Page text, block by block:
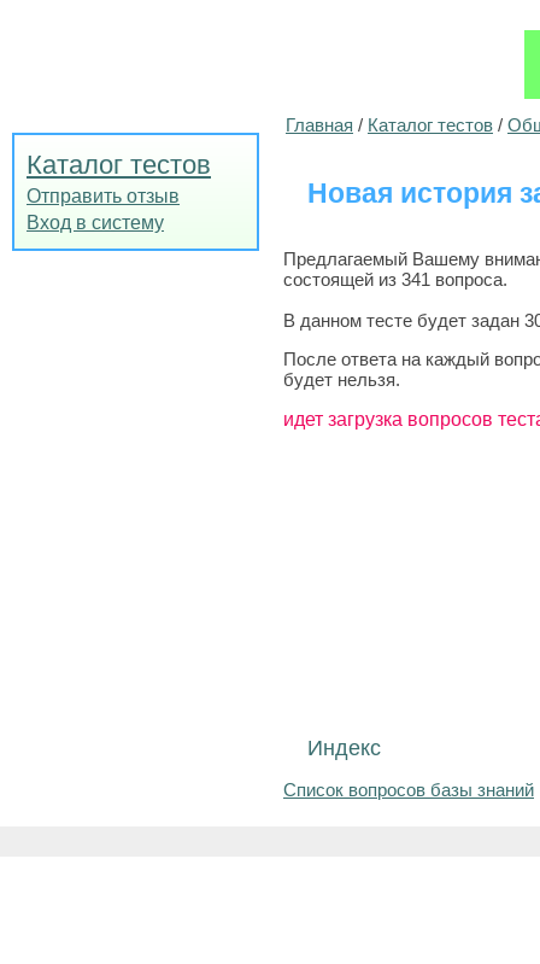
Каталог тестов
Отправить отзыв
Вход в систему
Главная / Каталог тестов /
Новая история
Предлагаемый Вашему
состоящей из 341 вопроса.
В данном тесте будет задан
После ответа на каждый
будет нельзя.
идет загрузка вопросов
Индекс
Список вопросов базы знаний